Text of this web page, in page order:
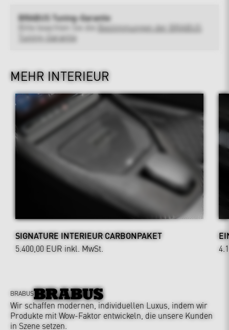
BRABUS Tuning-Garantie
Bitte beachten Sie die
Bestimmungen der BRABUS
Tuning-Garantie
MEHR INTERIEUR
SIGNATURE INTERIEUR CARBONPAKET
5.400,00 EUR inkl. MwSt.
BRABUS
Wir schaffen modernen, individuellen Luxus, indem wir
Produkte mit Wow-Faktor entwickeln, die unsere Kunden
in Szene setzen.